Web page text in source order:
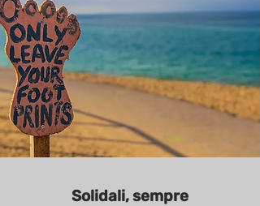
Solidali, sempre